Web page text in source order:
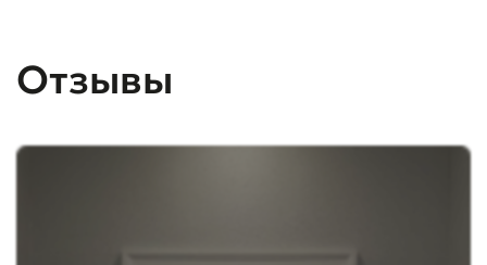
Отзывы